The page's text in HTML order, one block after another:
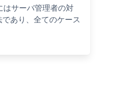
はサーバ管理者の対
あり、全てのケース